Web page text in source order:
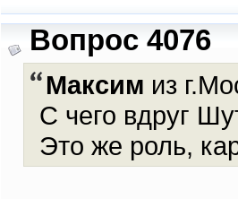
Вопрос 4076
Максим из
С чего вдруг
Это же роль,